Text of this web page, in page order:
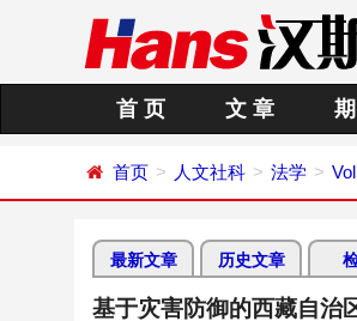
首 页 文 章
首页 人文社科 法学
最新文章 历史文章
基于灾害防御的西藏自治